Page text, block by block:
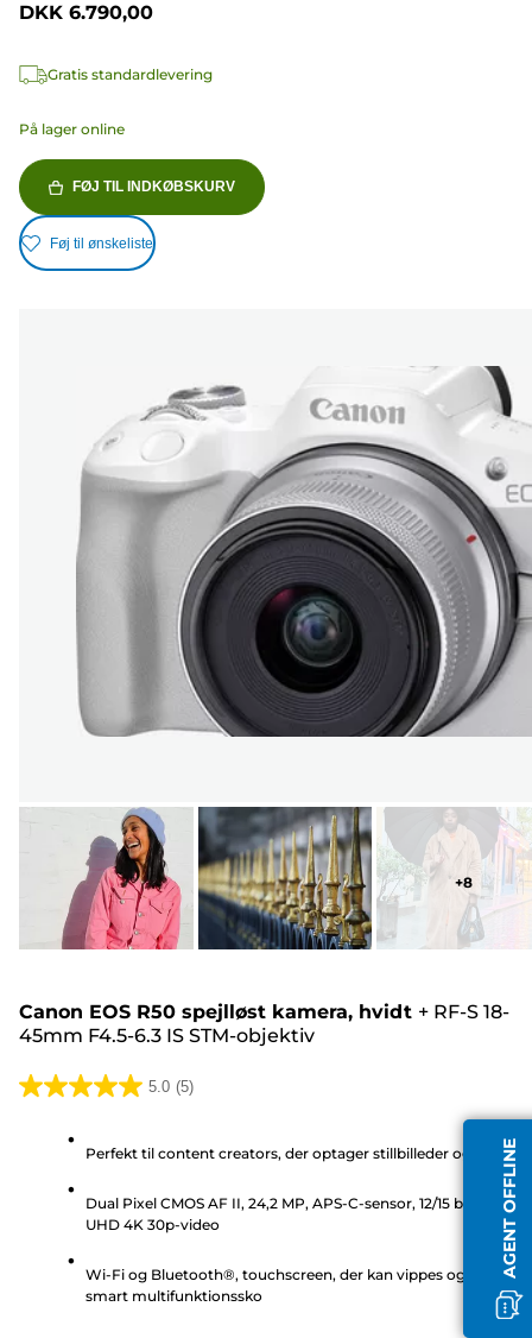
DKK 6.790,00
Gratis standardlevering
På lager online
FØJ TIL INDKØBSKURV
Føj til ønskeliste
+8
Canon EOS R50 spejlløst kamera, hvidt + RF-S 18-
45mm F4.5-6.3 IS STM-objektiv
5.0 (5)
5.0
stjerner.
anmeldelser
Perfekt til content creators, der optager stillbilleder og videoer
Dual Pixel CMOS AF II, 24,2 MP, APS-C-sensor, 12/15 billeder/
UHD 4K 30p-video
Wi-Fi og Bluetooth®, touchscreen, der kan vippes og drejes,
smart multifunktionssko
AGENT OFFLINE